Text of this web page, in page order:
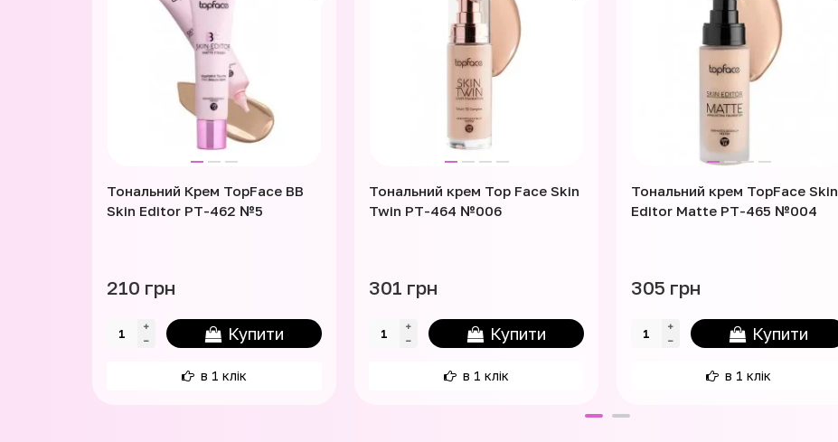
Тональний Крем TopFace BB
Skin Editor PT-462 №5
210 грн
Купити
в 1 клік
Тональний крем Top Face Skin
Twin PT-464 №006
301 грн
Купити
в 1 клік
Тональний крем TopFace Skin
Editor Matte PT-465 №004
305 грн
Купити
в 1 клік